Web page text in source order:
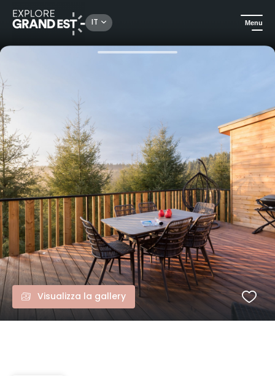
IT Menu
Idee soggiorno Soggiorno al Center Parcs - Domaine Les Trois Forêts
Visualizza la gallery